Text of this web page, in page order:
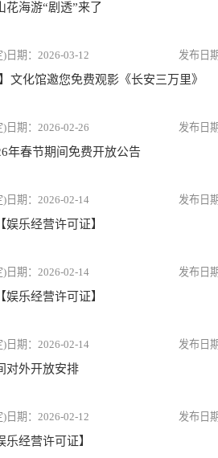
花海游“剧透”来了
2026-03-12
文化馆邀您免费观影《长安三万里》
2026-02-26
年春节期间免费开放公告
2026-02-14
乐经营许可证】
2026-02-14
乐经营许可证】
2026-02-14
对外开放安排
2026-02-12
经营许可证】